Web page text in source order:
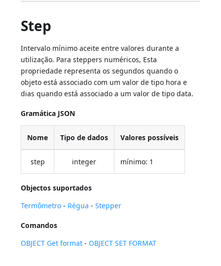
Step
Intervalo mínimo aceite entre valores durante a
utilização. Para steppers numéricos, Esta
propriedade representa os segundos quando o
objeto está associado com um valor de tipo hora e
dias quando está associado a um valor de tipo data.
Gramática JSON
Nome Tipo de dados Valores possíveis
step integer mínimo: 1
Objectos suportados
Termômetro - Régua -Stepper
Comandos
OBJECT Get format - OBJECT SET FORMAT